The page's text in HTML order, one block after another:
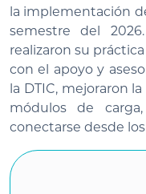
la implementación
semestre del
realizaron su
con el apoyo y
la DTIC, mejoraron
módulos de
conectarse desde